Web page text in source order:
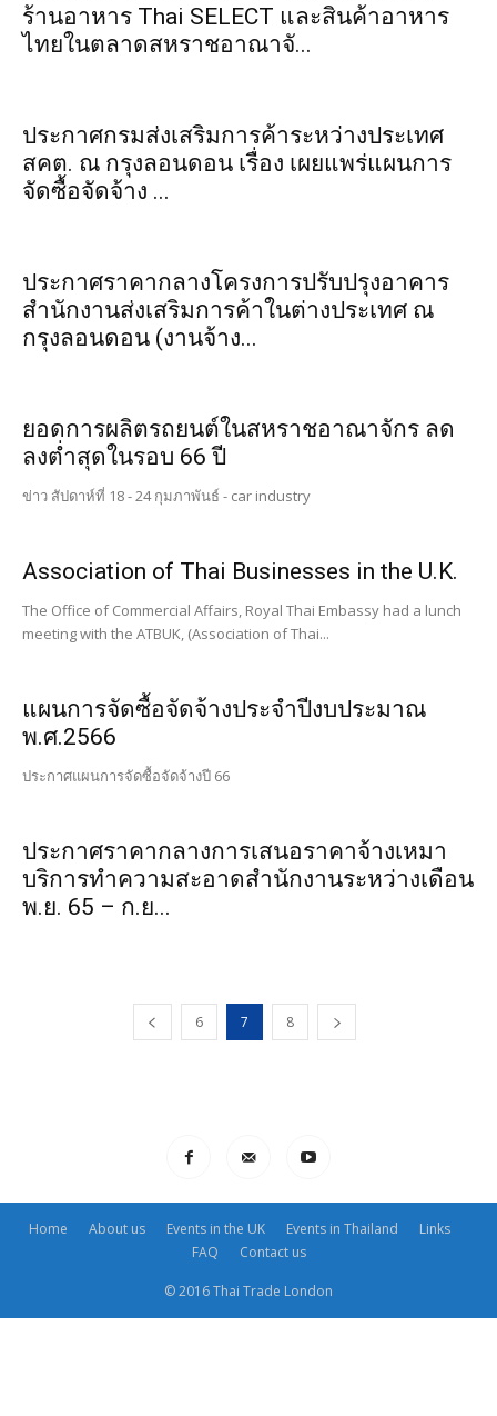
ร้านอาหาร Thai SELECT และสินค้าอาหาร
ไทยในตลาดสหราชอาณาจั...
ประกาศกรมส่งเสริมการค้าระหว่างประเทศ
สคต. ณ กรุงลอนดอน เรื่อง เผยแพร่แผนการ
จัดซื้อจัดจ้าง ...
ประกาศราคากลางโครงการปรับปรุงอาคาร
สำนักงานส่งเสริมการค้าในต่างประเทศ ณ
กรุงลอนดอน (งานจ้าง...
ยอดการผลิตรถยนต์ในสหราชอาณาจักร ลด
ลงต่ำสุดในรอบ 66 ปี
ข่าว สัปดาห์ที่ 18 - 24 กุมภาพันธ์ - car industry
Association of Thai Businesses in the U.K.
The Office of Commercial Affairs, Royal Thai Embassy had a lunch
meeting with the ATBUK, (Association of Thai...
แผนการจัดซื้อจัดจ้างประจำปีงบประมาณ
พ.ศ.2566
ประกาศแผนการจัดซื้อจัดจ้างปี 66
ประกาศราคากลางการเสนอราคาจ้างเหมา
บริการทำความสะอาดสำนักงานระหว่างเดือน
พ.ย. 65 – ก.ย...
6 7 8
Home About us Events in the UK Events in Thailand
Links
FAQ
Contact us
© 2016 Thai Trade London